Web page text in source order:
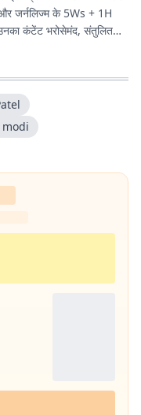
और जर्नलिज्म के 5Ws + 1H
कंटेंट भरोसेमंद, संतुलित